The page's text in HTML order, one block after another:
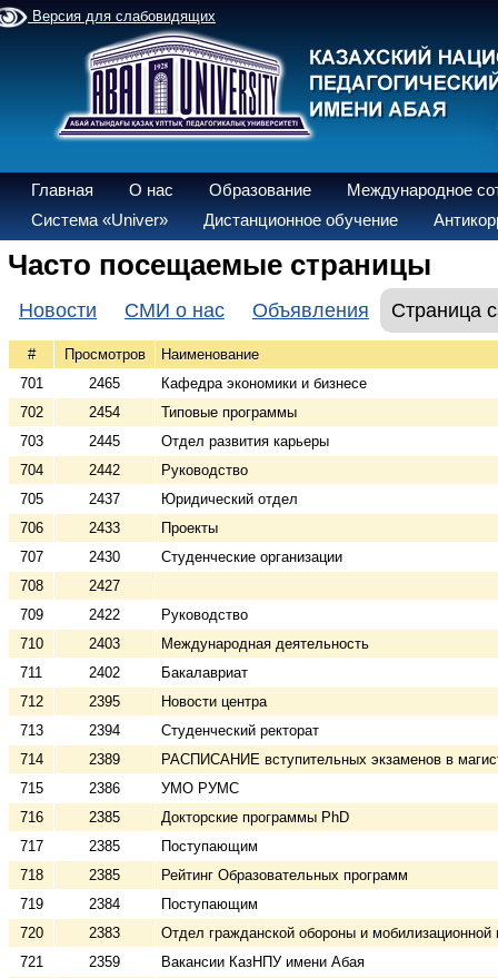
Версия для слабовидящих
Главная О нас Образование
Международное
Система «Univer»
Дистанционное обучение
Часто посещаемые страницы
Новости СМИ о нас Объявления Страница
# Просмотров
Наименование
701
2465
Кафедра экономики и бизнесе
702
2454
Типовые программы
703
2445
Отдел развития карьеры
704
2442
Руководство
705
2437
Юридический отдел
706
2433
Проекты
707
2430
Студенческие организации
708
2427
709
2422
Руководство
710
2403
Международная деятельность
711
2402
Бакалавриат
712
2395
Новости центра
713
2394
Студенческий ректорат
714
2389
РАСПИСАНИЕ вступительных экзаменов в
715
2386
УМO РУМС
716
2385
Докторские программы PhD
717
2385
Поступающим
718
2385
Рейтинг Образовательных программ
719
2384
Поступающим
720
2383
Отдел гражданской обороны и мобилизационной
721
2359
Вакансии КазНПУ имени Абая